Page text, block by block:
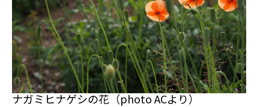
ナガミヒナゲシの花（photo ACより）